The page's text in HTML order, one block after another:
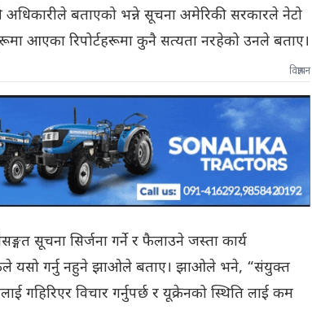
बताएको भन्ने सूचना अमेरिकी सरकारले नेटो
आएका रिपोर्टहरूमा कुनै सत्यता नरहेको उनले बताए।
विज्ञापन
सूचना सिर्जना गर्ने र फैलाउने जस्ता कार्य
यसो गर्नु नहुने झाओले बताए। झाओले भने, “संयुक्त
गहिरिएर विचार गर्नुपर्छ र यूक्रेनको स्थिति लाई कम